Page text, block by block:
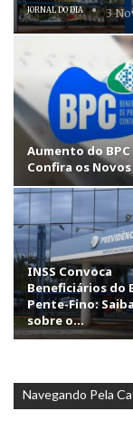
JORNAL DO DIA 3
Aumento do BPC
Confira os
INSS Convoca
Beneficiários do
Pente-Fino:
sobre o…
Navegando Pela